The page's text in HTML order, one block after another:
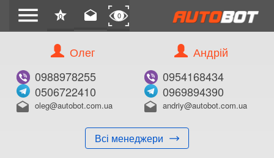
menu star
0 drafts 0
Олег
0988978255
0506722410
drafts oleg@autobot.com.ua
Всі менеджери
Андрій
0954168434
0969894390
drafts andriy@autobot.com.ua